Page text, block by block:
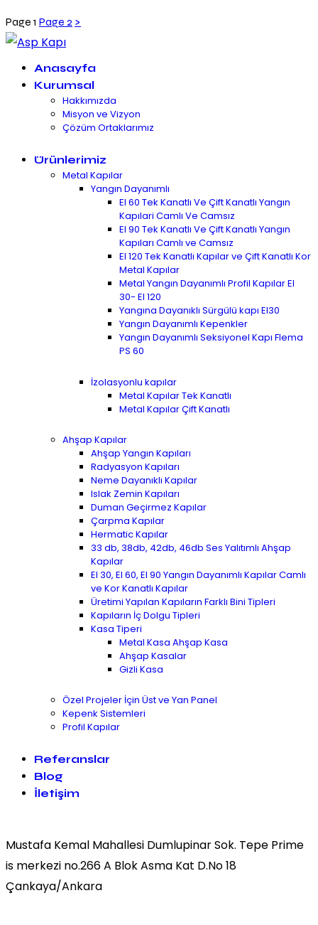
Page1 Page 2 >
Anasayfa
Kurumsal
Hakkımızda
Misyon ve Vizyon
Çözüm Ortaklarımız
Ürünlerimiz
Metal Kapılar
Yangın Dayanımlı
EI 60 Tek Kanatlı Ve Çift Kanatlı Yangın
Kapılari Camlı Ve Camsız
EI 90 Tek Kanatlı Ve Çift Kanatlı Yangın
Kapıları Camlı ve Camsız
EI 120 Tek Kanatlı Kapılar ve Çift Kanatlı Kor
Metal Kapılar
Metal Yangın Dayanımlı Profil Kapılar EI
30- EI 120
Yangına Dayanıklı Sürgülü kapı EI30
Yangın Dayanımlı Kepenkler
Yangın Dayanımlı Seksiyonel Kapı Flema
PS 60
İzolasyonlu kapılar
Metal Kapılar Tek Kanatlı
Metal Kapılar Çift Kanatlı
Ahşap Kapılar
Ahşap Yangın Kapıları
Radyasyon Kapıları
Neme Dayanıklı Kapılar
Islak Zemin Kapıları
Duman Geçirmez Kapılar
Çarpma Kapılar
Hermatic Kapılar
33 db, 38db, 42db, 46db Ses Yalıtımlı Ahşap
Kapılar
EI 30, EI 60, EI 90 Yangın Dayanımlı Kapılar Camlı
ve Kor Kanatlı Kapılar
Üretimi Yapılan Kapıların Farklı Bini Tipleri
Kapıların İç Dolgu Tipleri
Kasa Tiperi
Metal Kasa Ahşap Kasa
Ahşap Kasalar
Gizli Kasa
Özel Projeler İçin Üst ve Yan Panel
Kepenk Sistemleri
Profil Kapılar
Referanslar
Blog
İletişim
Mustafa Kemal Mahallesi Dumlupinar Sok. Tepe Prime
is merkezi no.266 A Blok Asma Kat D.No 18
Çankaya/Ankara